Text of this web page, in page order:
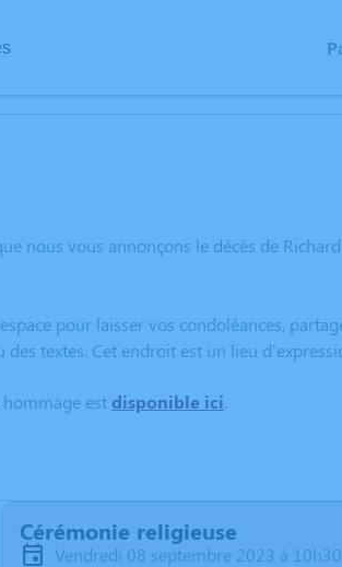
nous vous annonçons le décès de
pour laisser vos condoléances,
des textes. Cet endroit est un lieu
estdisponible ici.
Cérémonie religieuse
vendredi 08 septembre 2023 à 10h30